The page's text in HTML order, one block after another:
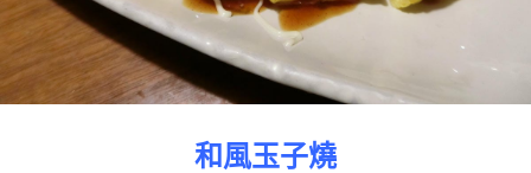
和風玉子燒